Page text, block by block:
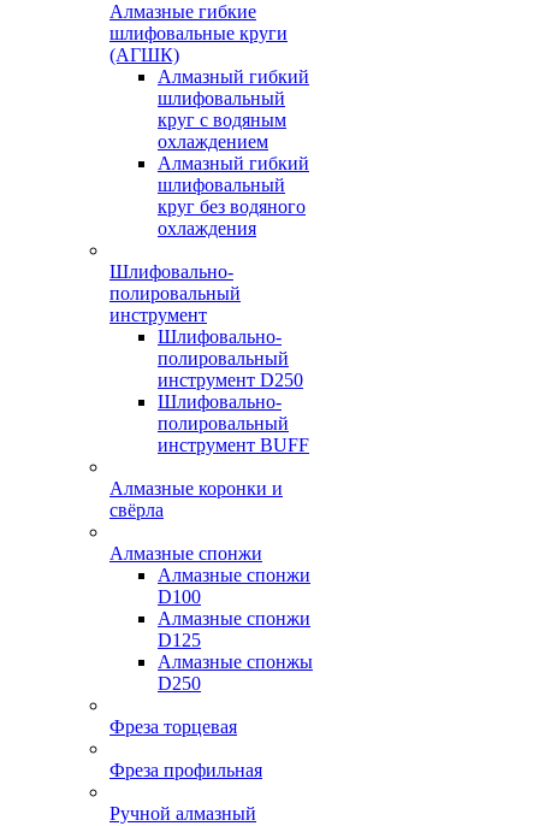
Алмазные гибкие
шлифовальные круги
(АГШК)
Алмазный гибкий
шлифовальный
круг с водяным
охлаждением
Алмазный гибкий
шлифовальный
круг без водяного
охлаждения
Шлифовально-
полировальный
инструмент
Шлифовально-
полировальный
инструмент D250
Шлифовально-
полировальный
инструмент BUFF
Алмазные коронки и
свёрла
Алмазные спонжи
Алмазные спонжи
D100
Алмазные спонжи
D125
Алмазные спонжы
D250
Фреза торцевая
Фреза профильная
Ручной алмазный